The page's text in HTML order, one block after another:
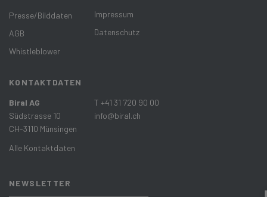
Presse/Bilddaten
AGB
Whistleblower
Impressum
Datenschutz
KONTAKTDATEN
Biral AG
Südstrasse 10
CH-3110 Münsingen
Alle Kontaktdaten
T +41 31 720 90 00
info@biral.ch
NEWSLETTER